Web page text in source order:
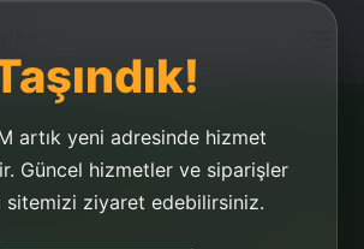
artık yeni adresinde hizmet
Güncel hizmetler ve siparişler
sitemizi ziyaret edebilirsiniz.
Takipçi